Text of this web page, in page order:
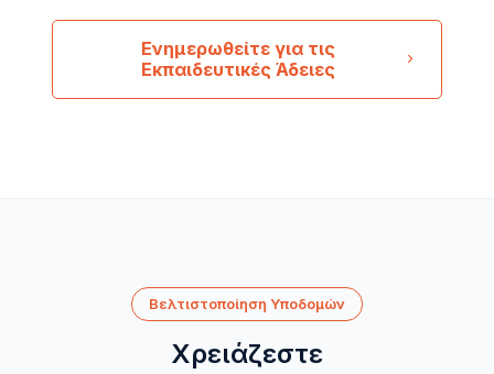
Ενημερωθείτε για τις
Εκπαιδευτικές Άδειες
Βελτιστοποίηση Υποδομών
Χρειάζεστε